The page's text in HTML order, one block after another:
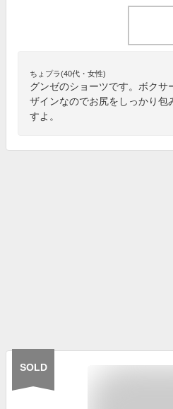
ちょプラ(40代・女性)
グンゼのショーツです。ボクサ
ザインなのでお尻をしっかり包
すよ。
SOLD